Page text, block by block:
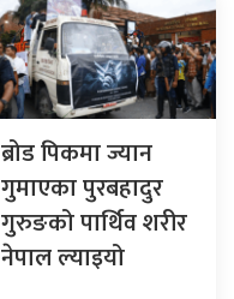
ब्रोड पिकमा ज्यान
गुमाएका पुरबहादुर
गुरुङको पार्थिव शरीर
नेपाल ल्याइयो